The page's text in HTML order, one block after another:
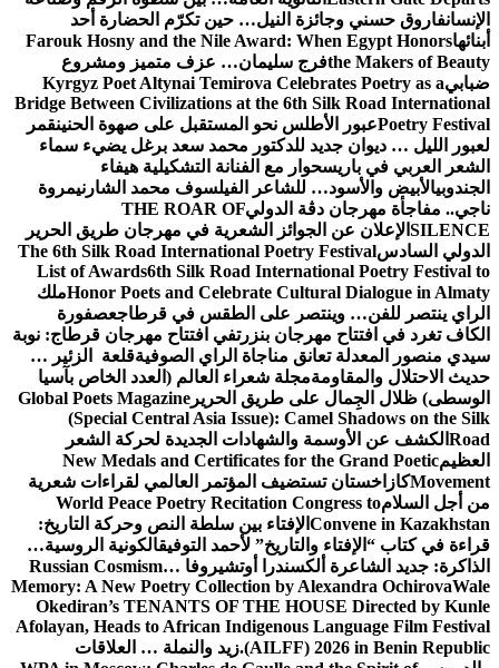
الإنسانفاروق حسني وجائزة النيل… حين تكرّم الحضارة أحد
أبنائهاFarouk Hosny and the Nile Award: When Egypt Honors
the Makers of Beautyفرج سليمان… عزف متميز ومشروع
ضبابيKyrgyz Poet Altynai Temirova Celebrates Poetry as a
Bridge Between Civilizations at the 6th Silk Road International
Poetry Festivalعبور الأطلس نحو المستقبل على صهوة الحنينقمر
لعبور الليل … ديوان جديد للدكتور محمد سعد برغل يضيء سماء
الشعر العربي في باريسحوار مع الفنانة التشكيلية هيفاء
الجندوبيالأبيض والأسود… للشاعر الفيلسوف محمد الشارنيمروة
ناجي.. مفاجأة مهرجان دڨة الدوليTHE ROAR OF
SILENCE الإعلان عن الجوائز الشعرية في مهرجان طريق الحرير
الدولي السادسThe 6th Silk Road International Poetry Festival
List of Awards6th Silk Road International Poetry Festival to
Honor Poets and Celebrate Cultural Dialogue in Almatyملك
الراي ينتصر للفن… وينتصر على الطقس في قرطاجعصفورة
الكاف تغرد في افتتاح مهرجان بنزرتفي افتتاح مهرجان قرطاج: نوبة
سيدي منصور المعدلة تعانق مناجاة الراي الصوفيةقلعة الزئير …
حديث الاحتلال والمقاومةمجلة شعراء العالم (العدد الخاص بآسيا
الوسطى) ظلال الجِمال على طريق الحرير Global Poets Magazine
(Special Central Asia Issue): Camel Shadows on the Silk
Road الكشف عن الأوسمة والشهادات الجديدة لحركة الشعر
العظيمNew Medals and Certificates for the Grand Poetic
Movementكازاخستان تستضيف المؤتمر العالمي لقراءات شعرية
من أجل السلامWorld Peace Poetry Recitation Congress to
Convene in Kazakhstan الإفتاء بين سلطة النص وحركة التاريخ:
قراءة في كتاب “الإفتاء والتاريخ” لأحمد التوفيقالكونية الروسية…
الذاكرة: جديد الشاعرة ألكسندرا أوتشيروفا Russian Cosmism…
Memory: A New Poetry Collection by Alexandra OchirovaWale
Okediran’s TENANTS OF THE HOUSE Directed by Kunle
Afolayan, Heads to African Indigenous Language Film Festival
(AILFF) 2026 in Benin Republic. زيد والنملة … العلاقات